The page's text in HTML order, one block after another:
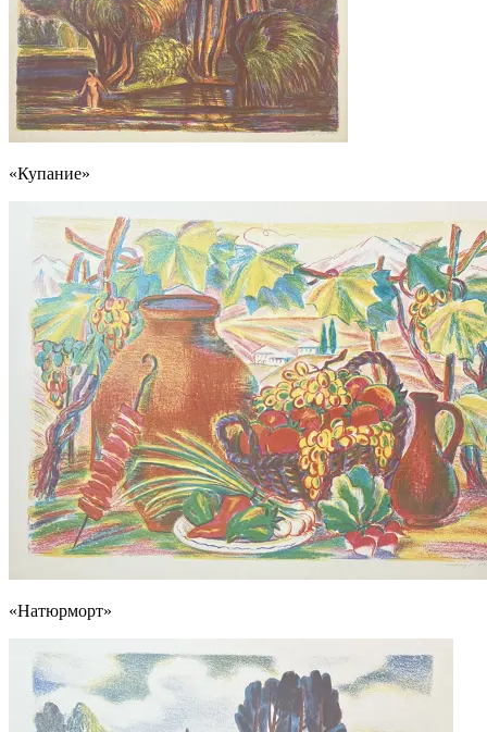
«Купание»
«Натюрморт»